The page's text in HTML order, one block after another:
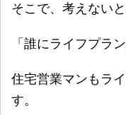
そこで、考えない
「誰にライフプラ
住宅営業マンもラ
す。